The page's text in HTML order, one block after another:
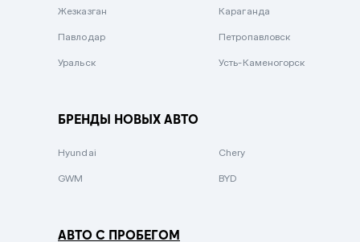
Зеленый металлик
Жезказган Караганда
Павлодар Петропавловск
Уральск Усть-Каменогорск
БРЕНДЫ НОВЫХ АВТО
Hyundai Chery
GWM BYD
АВТО С ПРОБЕГОМ